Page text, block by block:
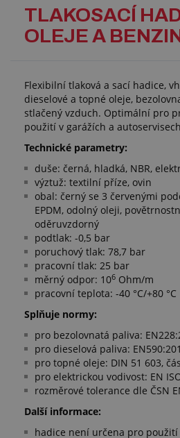
TLAKOSACÍ
OLEJE A
Flexibilní tlaková a sací hadice,
dieselové a topné oleje,
stlačený vzduch. Optimální pro
použití v garážích a
Technické parametry:
duše: černá, hladká, NBR,
výztuž: textilní příze, ovin
obal: černý se 3 červenými
EPDM, odolný oleji,
oděruvzdorný
podtlak: -0,5 bar
poruchový tlak: 78,7 bar
pracovní tlak: 25 bar
měrný odpor: 106 Ohm/m
pracovní teplota: -40 °C/+80 °C
Splňuje normy:
pro bezolovnatá paliva:
pro dieselová paliva:
pro topné oleje: DIN 51 603,
pro elektrickou vodivost: EN
rozměrové tolerance dle ČSN
Další informace:
hadice není určena pro